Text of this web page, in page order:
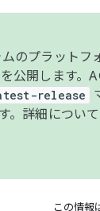
のプラットフ
公開します。
release
詳細について
この情報